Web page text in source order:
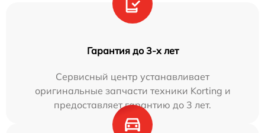
Гарантия до 3-х лет
Сервисный центр устанавливает
оригинальные запчасти техники Korting и
предоставляет гарантию до 3 лет.